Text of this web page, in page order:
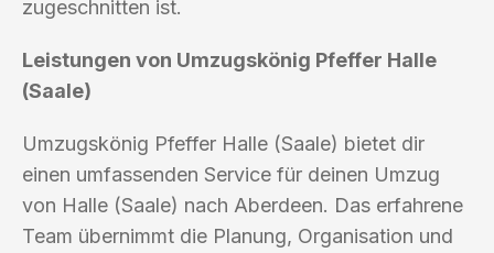
zugeschnitten ist.
Leistungen von Umzugskönig Pfeffer Halle
(Saale)
Umzugskönig Pfeffer Halle (Saale) bietet dir
einen umfassenden Service für deinen Umzug
von Halle (Saale) nach Aberdeen. Das erfahrene
Team übernimmt die Planung, Organisation und